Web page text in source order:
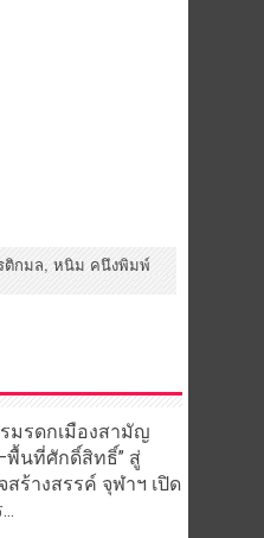
ติกมล, หนิม คนึงพิมพ์
มรดกเมืองสามัญ
พื้นที่ศักดิ์สิทธิ์” สู่
สร้างสรรค์ จุฬาฯ เปิด